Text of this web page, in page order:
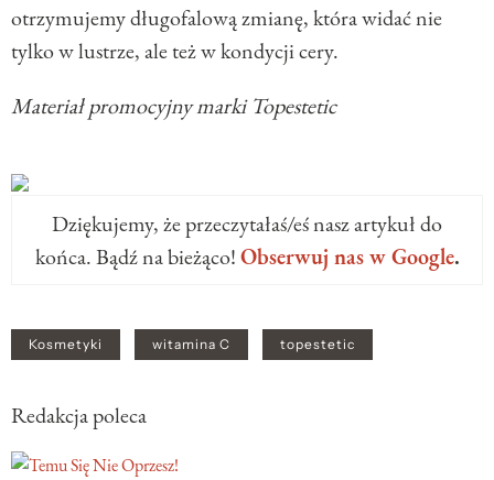
otrzymujemy długofalową zmianę, która widać nie
tylko w lustrze, ale też w kondycji cery.
Materiał promocyjny marki Topestetic
Dziękujemy, że przeczytałaś/eś nasz artykuł do
końca. Bądź na bieżąco!Obserwuj nas w Google.
Kosmetyki witamina C topestetic
Redakcja poleca